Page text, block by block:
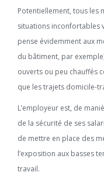
Potentiellement, tous les
situations inconfortables
pense évidemment aux
du bâtiment, par
ouverts ou peu chauffés
que les trajets domicile-
L’employeur est, de
de la sécurité de ses
de mettre en place des
l’exposition aux basses
travail.